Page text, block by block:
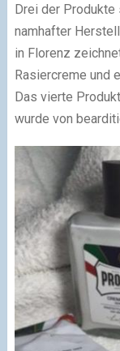
Drei der Produkte
namhafter
in Florenz
Rasiercreme und
Das vierte
wurde von